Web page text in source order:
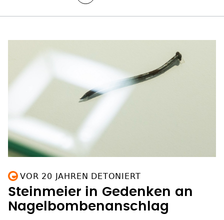
VOR 20 JAHREN DETONIERT
Steinmeier in Gedenken an
Nagelbombenanschlag